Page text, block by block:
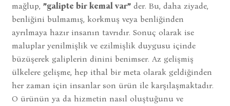
mağlup, ”galipte bir kemal var”der. Bu, daha ziyade,
benliğini bulmamış, korkmuş veya benliğinden
ayrılmaya hazır insanın tavrıdır. Sonuç olarak ise
maluplar yenilmişlik ve ezilmişlik duygusu içinde
büzüşerek galiplerin dinini benimser. Az gelişmiş
ülkelere gelişme, hep ithal bir meta olarak geldiğinden
her zaman için insanlar son ürün ile karşılaşmaktadır.
O ürünün ya da hizmetin nasıl oluştuğunu ve